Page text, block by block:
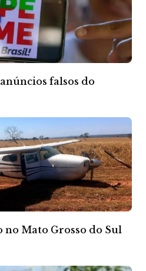
falsos do
no Mato Grosso do Sul